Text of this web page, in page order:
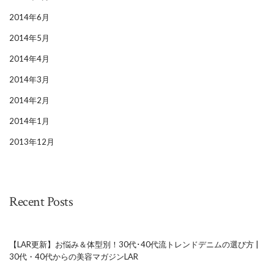
2014年6月
2014年5月
2014年4月
2014年3月
2014年2月
2014年1月
2013年12月
Recent Posts
【LAR更新】お悩み＆体型別！30代･40代流トレンドデニムの選び方 |
30代・40代からの美容マガジンLAR